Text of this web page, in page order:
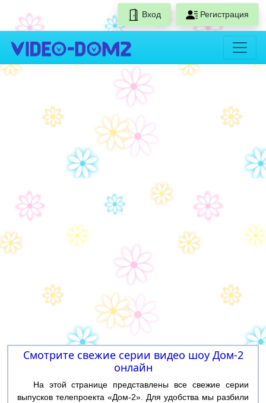
Вход Регистрация
Смотрите свежие серии видео шоу Дом-2
онлайн
На этой странице представлены все свежие серии
выпусков телепроекта «Дом-2». Для удобства мы разбили